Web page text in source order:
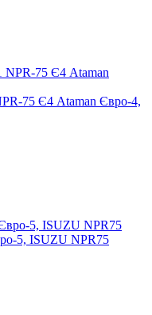
75 Є4 Ataman Євро-4,
5, ISUZU NPR75